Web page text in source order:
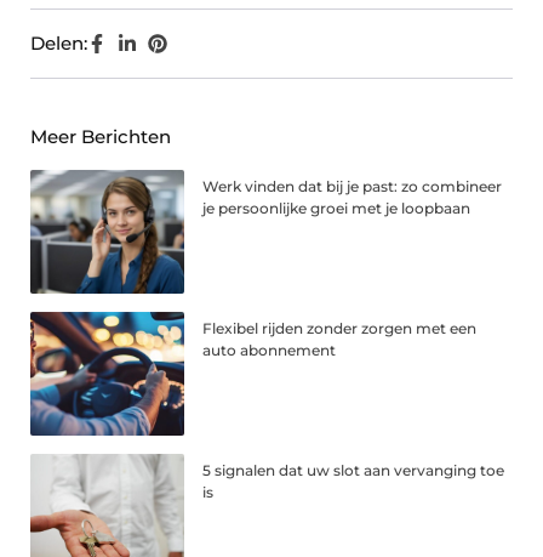
Delen:
Meer Berichten
Werk vinden dat bij je past: zo combineer
je persoonlijke groei met je loopbaan
Flexibel rijden zonder zorgen met een
auto abonnement
5 signalen dat uw slot aan vervanging toe
is